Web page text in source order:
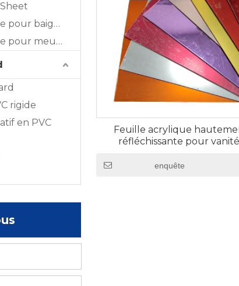
Feuille acrylique pour baignoire
Feuille acrylique pour meubles
rigide
en PVC
la décoloration au fil du
qui rend nos feuilles
environnements très humides
sur les vanités, nos feuilles
d'intérieur, des murs d'accent
Leur légèreté permet des
qui seraient difficiles, voire
différentes tailles et
miroirs personnalisés, des
Nous proposons également
pendant la fabrication et
Feuille acrylique
réfléchissante pour
enquête